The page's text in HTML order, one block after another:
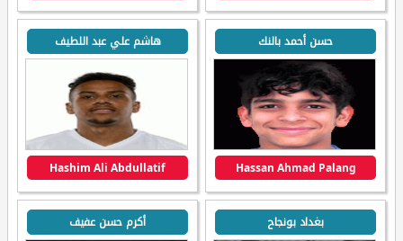
حسن أحمد بالنك
Hassan Ahmad Palang
هاشم علي عبد اللطيف
Hashim Ali Abdullatif
بغداد بونجاح أكرم حسن عفيف